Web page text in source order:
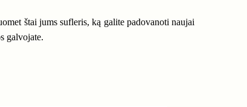
štai jums sufleris, ką galite padovanoti naujai
galvojate.